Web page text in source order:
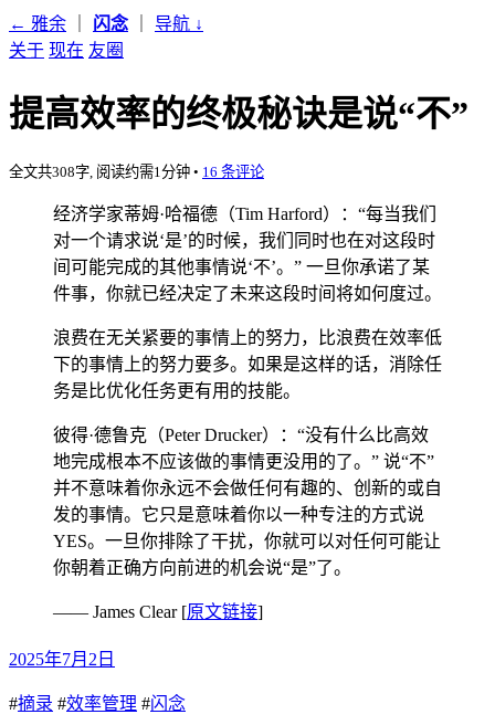
← 雅余 闪念｜ 导航 ↓
关于 现在 友圈
提高效率的终极秘诀是说“不”
全文共308字, 阅读约需1分钟 • 16 条评论
经济学家蒂姆·哈福德（Tim Harford）：“每当我们
对一个请求说‘是’的时候，我们同时也在对这段时
间可能完成的其他事情说‘不’。” 一旦你承诺了某
件事，你就已经决定了未来这段时间将如何度过。
浪费在无关紧要的事情上的努力，比浪费在效率低
下的事情上的努力要多。如果是这样的话，消除任
务是比优化任务更有用的技能。
彼得·德鲁克（Peter Drucker）：“没有什么比高效
地完成根本不应该做的事情更没用的了。” 说“不”
并不意味着你永远不会做任何有趣的、创新的或自
发的事情。它只是意味着你以一种专注的方式说
YES。一旦你排除了干扰，你就可以对任何可能让
你朝着正确方向前进的机会说“是”了。
—— James Clear [原文链接]
2025年7月2日
#摘录 #效率管理 #闪念